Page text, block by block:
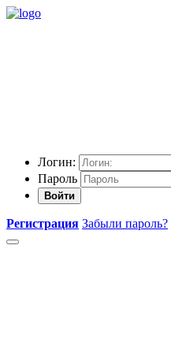
Логин:
Пароль
Войти
Регистрация Забыли пароль?